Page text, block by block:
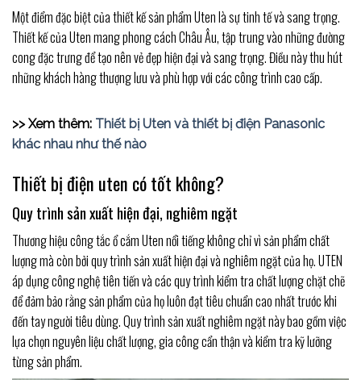
Một điểm đặc biệt của thiết kế sản phẩm Uten là sự tinh tế và sang trọng.
Thiết kế của Uten mang phong cách Châu Âu, tập trung vào những đường
cong đặc trưng để tạo nên vẻ đẹp hiện đại và sang trọng. Điều này thu hút
những khách hàng thượng lưu và phù hợp với các công trình cao cấp.
>> Xem thêm: Thiết bị Uten và thiết bị điện Panasonic
khác nhau như thế nào
Thiết bị điện uten có tốt không?
Quy trình sản xuất hiện đại, nghiêm ngặt
Thương hiệu công tắc ổ cắm Uten nổi tiếng không chỉ vì sản phẩm chất
lượng mà còn bởi quy trình sản xuất hiện đại và nghiêm ngặt của họ. UTEN
áp dụng công nghệ tiên tiến và các quy trình kiểm tra chất lượng chặt chẽ
để đảm bảo rằng sản phẩm của họ luôn đạt tiêu chuẩn cao nhất trước khi
đến tay người tiêu dùng. Quy trình sản xuất nghiêm ngặt này bao gồm việc
lựa chọn nguyên liệu chất lượng, gia công cẩn thận và kiểm tra kỹ lưỡng
từng sản phẩm.